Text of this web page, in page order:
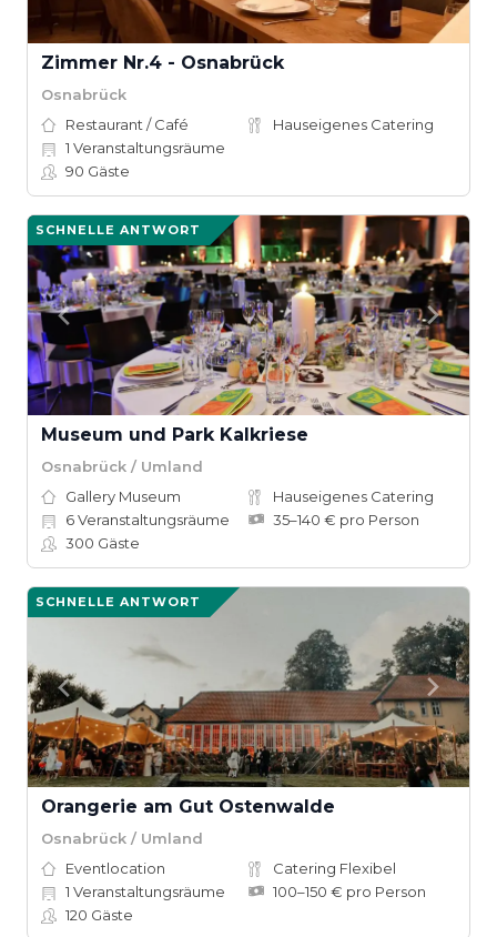
Zimmer Nr.4 - Osnabrück
Osnabrück
Restaurant / Café
Hauseigenes Catering
1 Veranstaltungsräume
90 Gäste
SCHNELLE ANTWORT
Museum und Park Kalkriese
Osnabrück / Umland
Gallery Museum
Hauseigenes Catering
6Veranstaltungsräume
35–140 € pro Person
300 Gäste
SCHNELLE ANTWORT
Orangerie am Gut Ostenwalde
Osnabrück / Umland
Eventlocation
Catering Flexibel
1 Veranstaltungsräume
100–150 € pro Person
120 Gäste